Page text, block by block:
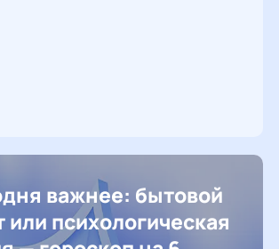
важнее: бытовой
психологическая